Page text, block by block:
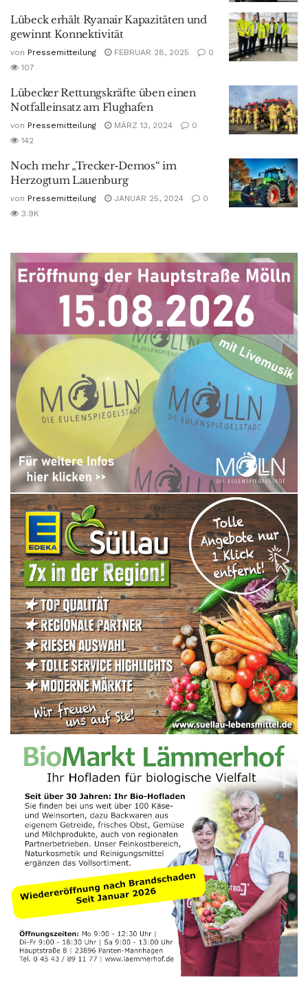
Lübeck erhält Ryanair Kapazitäten und
gewinnt Konnektivität
von Pressemitteilung FEBRUAR 28, 2025
0
107
Lübecker Rettungskräfte üben einen
Notfalleinsatz am Flughafen
von Pressemitteilung MÄRZ 13, 2024
0
142
Noch mehr „Trecker-Demos“ im
Herzogtum Lauenburg
von Pressemitteilung JANUAR 25, 2024
0
3.9K